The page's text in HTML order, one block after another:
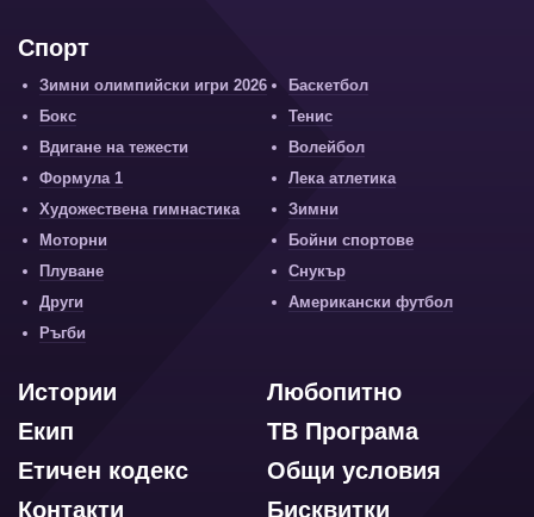
Спорт
Зимни олимпийски игри 2026
Баскетбол
Бокс
Тенис
Вдигане на тежести
Волейбол
Формула 1
Лека атлетика
Художествена гимнастика
Зимни
Моторни
Бойни спортове
Плуване
Снукър
Други
Американски футбол
Ръгби
Любопитно
Истории
ТВ Програма
Екип
Общи условия
Етичен кодекс
Бисквитки
Контакти